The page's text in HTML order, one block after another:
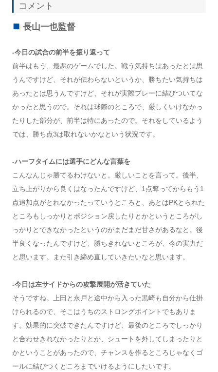
コメント
長山一也監督
-今日の試合の前半を振り返って
前半はもう、最悪のゲームでした。戦う気持ちはあったとは思
うんですけど、それが伝わらないというか、勝ちたい気持ちは
あったとは思うんですけど、それが実際プレーに結びついてな
かったと思うので。それは球際のところで、厳しくいけなかっ
たりした部分が、前半は特にあったので。それをしているよう
では、勝ち点3は取れないかなという状況です。
-ハーフタイムには選手にどんな言葉を
こんなんじゃ勝てるわけないと。厳しいことを言って。後半、
立ち上がりから良くはなったんですけど、1点奪ってからもう1
点追加点がとれなかったっていうところと、あとはPKとられた
ところもしっかりとポジション戻したりとかというところがし
っかりとできなかったというのがまだまだ甘さがあるなと。後
半良くなったんですけど、勝ちきれないところが、今の実力だ
と思います。また引き締め直していきたいなと思います。
-今日は左サイドからの攻撃展開が活きていた
そうですね。上田と永戸と途中から入った黒崎も自分から仕掛
けられるので、そこはうちのストロングポイントでもありま
す。効果的に突破できたんですけど、最後のところでしっかり
と合わせきれなかったりとか、シュートを外してしまったりと
かということがあったので、チャンスを作るところじゃなくゴ
ールに結びつくところまでいけるようにしたいです。